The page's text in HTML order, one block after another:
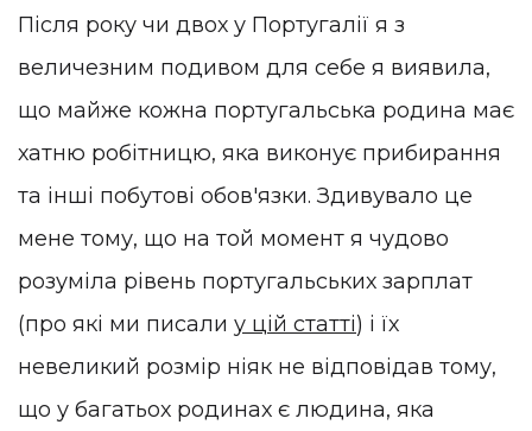
Після року чи двох у Португалії я з
величезним подивом для себе я виявила,
що майже кожна португальська родина має
хатню робітницю, яка виконує прибирання
та інші побутові обов'язки. Здивувало це
мене тому, що на той момент я чудово
розуміла рівень португальських зарплат
(про які ми писали у цій статті) і їх
невеликий розмір ніяк не відповідав тому,
що у багатьох родинах є людина, яка